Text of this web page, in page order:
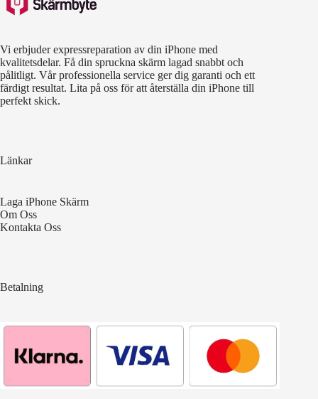
Vi erbjuder expressreparation av din iPhone med
kvalitetsdelar. Få din spruckna skärm lagad snabbt och
pålitligt. Vår professionella service ger dig garanti och ett
färdigt resultat. Lita på oss för att återställa din iPhone till
perfekt skick.
Länkar
Laga iPhone Skärm
Om Oss
Kontakta Oss
Betalning